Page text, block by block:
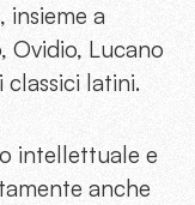
insieme a
Ovidio, Lucano
latini.
intellettuale e
anche